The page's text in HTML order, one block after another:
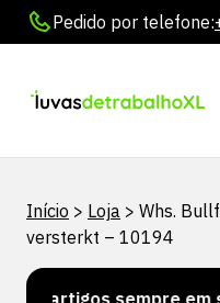
Pedido por telefone:
Início > Loja > Whs.
versterkt – 10194
artigos sempre em